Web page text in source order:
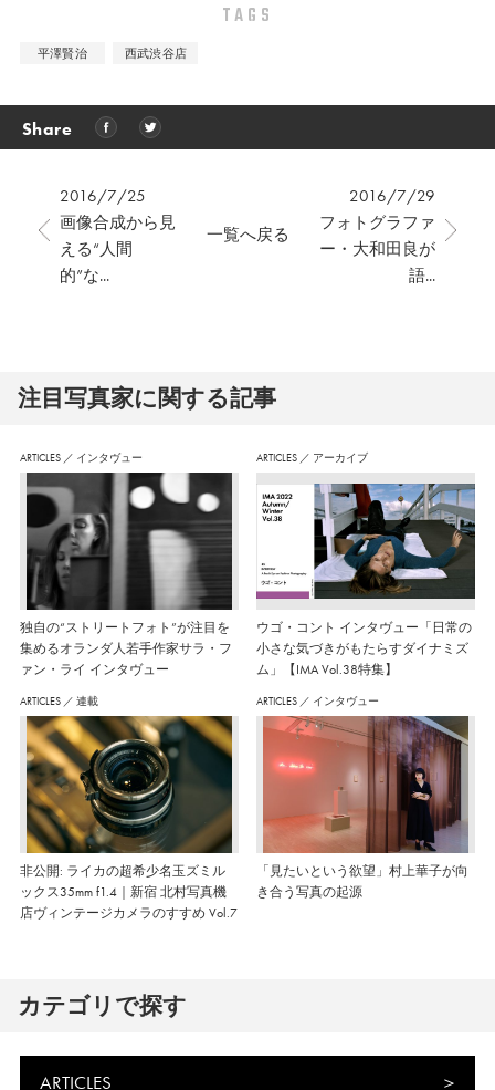
TAGS
平澤賢治 西武渋谷店
Share
2016/7/25
画像合成から見
える“人間
的”な...
2016/7/29
フォトグラファ
ー・大和田良が
語...
一覧へ戻る
注⽬写真家に関する記事
ARTICLES ／ インタヴュー
独自の“ストリートフォト”が注目を
集めるオランダ人若手作家サラ・フ
ァン・ライ インタヴュー
ARTICLES ／ アーカイブ
ウゴ・コント インタヴュー「日常の
小さな気づきがもたらすダイナミズ
ム」【IMA Vol.38特集】
ARTICLES ／ 連載
非公開: ライカの超希少名玉ズミル
ックス35mm f1.4｜新宿 北村写真機
店ヴィンテージカメラのすすめ Vol.7
ARTICLES ／ インタヴュー
「見たいという欲望」村上華子が向
き合う写真の起源
カテゴリで探す
ARTICLES